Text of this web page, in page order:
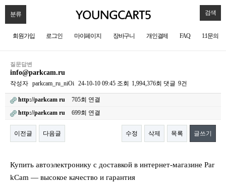
분류 검색
회원가입 로그인 마이페이지 장바구니 개인결제 FAQ 1:1문의
질문답변
info@parkcam.ru
작성자 parkcam_ru_niOi 24-10-10 09:45 조회 1,994,376회 댓글 9건
http://parkcam ru
705회 연결
http://parkcam ru
699회 연결
이전글 다음글 수정 삭제 목록 글쓰기
Купить автоэлектронику с доставкой в интернет-магазине Par
kCam — высокое качество и гарантия